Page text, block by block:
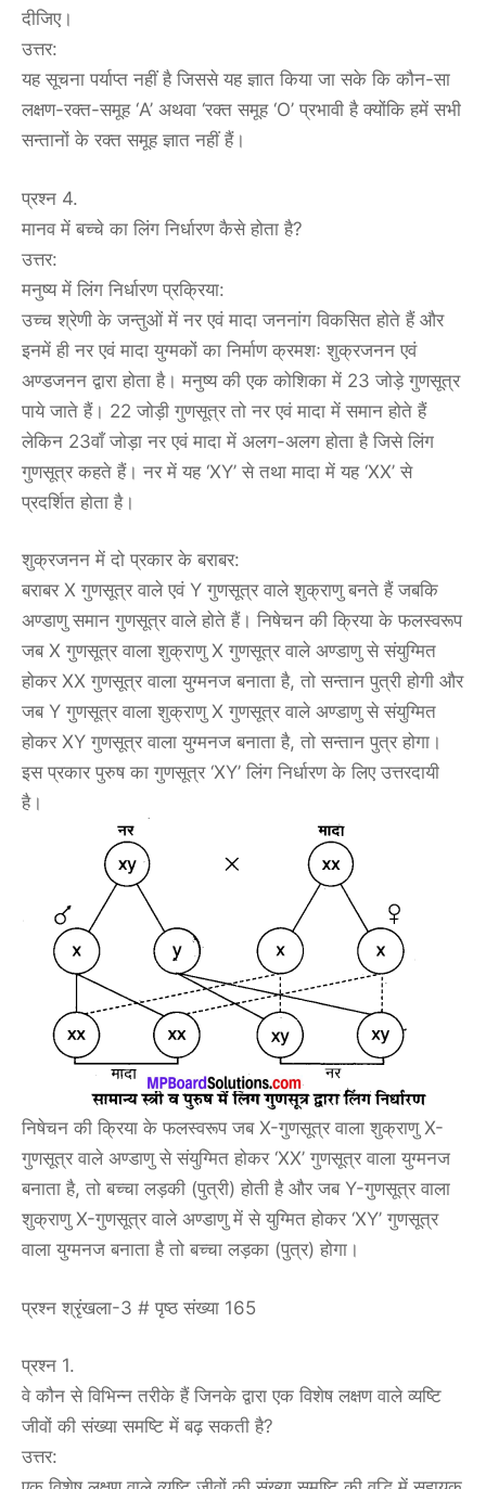
दीजिए।
उत्तर:
यह सूचना पर्याप्त नहीं है जिससे यह ज्ञात किया जा सके कि कौन-सा
लक्षण-रक्त-समूह ‘A’ अथवा ‘रक्त समूह ‘O’ प्रभावी है क्योंकि हमें सभी
सन्तानों के रक्त समूह ज्ञात नहीं हैं।
प्रश्न 4.
मानव में बच्चे का लिंग निर्धारण कैसे होता है?
उत्तर:
मनुष्य में लिंग निर्धारण प्रक्रिया:
उच्च श्रेणी के जन्तुओं में नर एवं मादा जननांग विकसित होते हैं और
इनमें ही नर एवं मादा युग्मकों का निर्माण क्रमशः शुक्रजनन एवं
अण्डजनन द्वारा होता है। मनुष्य की एक कोशिका में 23 जोड़े गुणसूत्र
पाये जाते हैं। 22 जोड़ी गुणसूत्र तो नर एवं मादा में समान होते हैं
लेकिन 23वाँ जोड़ा नर एवं मादा में अलग-अलग होता है जिसे लिंग
गुणसूत्र कहते हैं। नर में यह ‘XY’ से तथा मादा में यह ‘XX’ से
प्रदर्शित होता है।
शुक्रजनन में दो प्रकार के बराबर:
बराबर X गुणसूत्र वाले एवं Y गुणसूत्र वाले शुक्राणु बनते हैं जबकि
अण्डाणु समान गुणसूत्र वाले होते हैं। निषेचन की क्रिया के फलस्वरूप
जब X गुणसूत्र वाला शुक्राणु X गुणसूत्र वाले अण्डाणु से संयुग्मित
होकर XX गुणसूत्र वाला युग्मनज बनाता है, तो सन्तान पुत्री होगी और
जब Y गुणसूत्र वाला शुक्राणु X गुणसूत्र वाले अण्डाणु से संयुग्मित
होकर XY गुणसूत्र वाला युग्मनज बनाता है, तो सन्तान पुत्र होगा।
इस प्रकार पुरुष का गुणसूत्र ‘XY’ लिंग निर्धारण के लिए उत्तरदायी
है।
निषेचन की क्रिया के फलस्वरूप जब X-गुणसूत्र वाला शुक्राणु X-
गुणसूत्र वाले अण्डाणु से संयुग्मित होकर ‘XX’ गुणसूत्र वाला युग्मनज
बनाता है, तो बच्चा लड़की (पुत्री) होती है और जब Y-गुणसूत्र वाला
शुक्राणु X-गुणसूत्र वाले अण्डाणु में से युग्मित होकर ‘XY’ गुणसूत्र
वाला युग्मनज बनाता है तो बच्चा लड़का (पुत्र) होगा।
प्रश्न श्रृंखला-3 # पृष्ठ संख्या 165
प्रश्न 1.
वे कौन से विभिन्न तरीके हैं जिनके द्वारा एक विशेष लक्षण वाले व्यष्टि
जीवों की संख्या समष्टि में बढ़ सकती है?
उत्तर: